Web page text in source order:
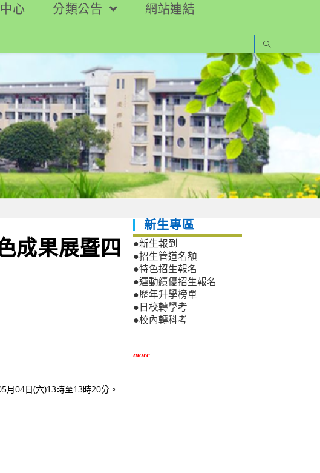
心 分類公告
網站連結
成果展暨四
月04日(六)13時至13時20分。
新生專區
●新生報到
●招生管道名額
●特色招生報名
●運動績優招生報名
●歷年升學榜單
●日校轉學考
●校內轉科考
more